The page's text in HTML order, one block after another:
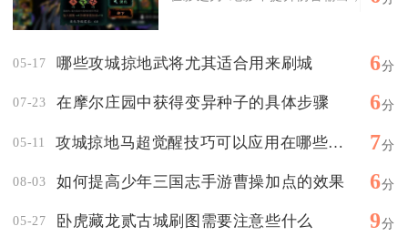
05-17 哪些攻城掠地武将尤其适合用来刷城 6分
07-23 在摩尔庄园中获得变异种子的具体步骤 6分
05-11 攻城掠地马超觉醒技巧可以应用在哪些游戏模式中 7分
08-03 如何提高少年三国志手游曹操加点的效果 6分
05-27 卧虎藏龙贰古城刷图需要注意些什么 9分